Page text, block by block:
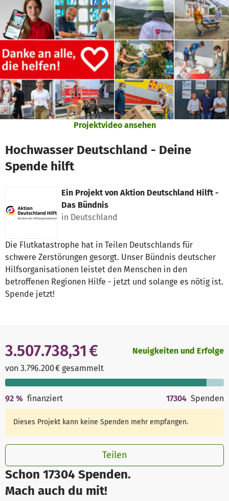
Zum Hauptinhalt springen
Erklärung zur Barrierefreiheit anzeigen
Projektvideo ansehen
Hochwasser Deutschland - Deine
Spende hilft
Ein Projekt von Aktion Deutschland Hilft -
Das Bündnis
in Deutschland
Die Flutkatastrophe hat in Teilen Deutschlands für
schwere Zerstörungen gesorgt. Unser Bündnis deutscher
Hilfsorganisationen leistet den Menschen in den
betroffenen Regionen Hilfe - jetzt und solange es nötig ist.
Spende jetzt!
Schon 17304 Spenden.
Mach auch du mit!
3.507.738,31 €
von 3.796.200 € gesammelt
Neuigkeiten und Erfolge
92 % finanziert 17304 Spenden
Dieses Projekt kann keine Spenden mehr empfangen.
Teilen